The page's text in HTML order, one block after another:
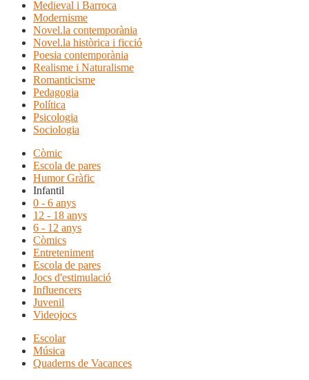
Medieval i Barroca
Modernisme
Novel.la contemporània
Novel.la històrica i ficció
Poesia contemporània
Realisme i Naturalisme
Romanticisme
Pedagogia
Política
Psicologia
Sociologia
Còmic
Escola de pares
Humor Gràfic
Infantil
0 - 6 anys
12 - 18 anys
6 - 12 anys
Còmics
Entreteniment
Escola de pares
Jocs d'estimulació
Influencers
Juvenil
Videojocs
Escolar
Música
Quaderns de Vacances